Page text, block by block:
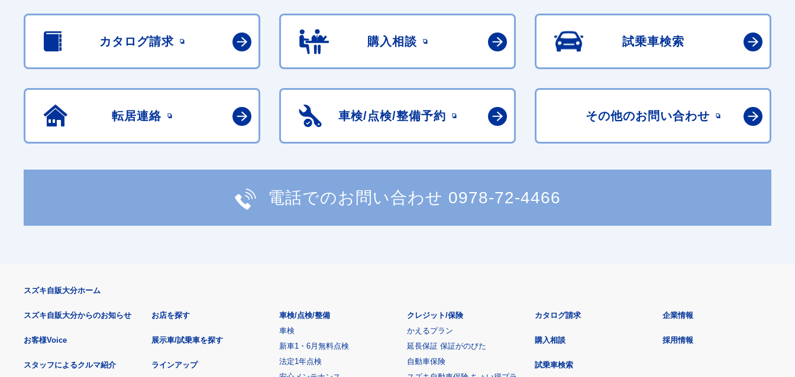
カタログ請求 購入相談 試乗車検索
転居連絡 車検/点検/整備予約 その他のお問い合わせ
電話でのお問い合わせ 0978-72-4466
スズキ自販大分ホーム
スズキ自販大分からのお知らせ
お客様Voice
スタッフによるクルマ紹介
お店を探す
展示車/試乗車を探す
ラインアップ
車検/点検/整備
車検
新車1・6月無料点検
法定1年点検
クレジット/保険
かえるプラン
延長保証 保証がのびた
自動車保険
カタログ請求
購入相談
試乗車検索
企業情報
採用情報